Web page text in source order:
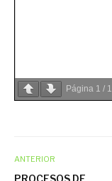
Página 1 / 1
ANTERIOR
PROCESOS DE